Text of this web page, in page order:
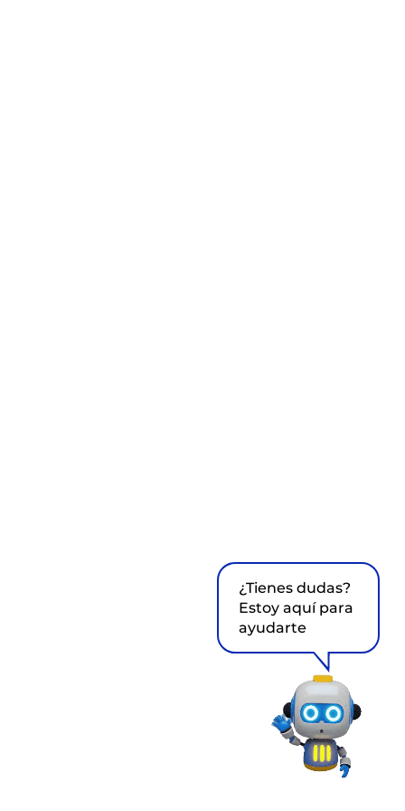
¿Tienes dudas?
Estoy aquí para
ayudarte